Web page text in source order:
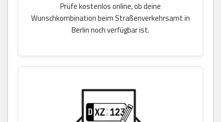
Prüfe kostenlos online, ob deine
Wunschkombination beim Straßenverkehrsamt in
Berlin noch verfügbar ist.